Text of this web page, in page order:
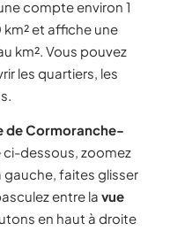
compte environ 1
et affiche une
km². Vous pouvez
les quartiers, les
de Cormoranche-
ci-dessous, zoomez
gauche, faites glisser
entre la vue
en haut à droite